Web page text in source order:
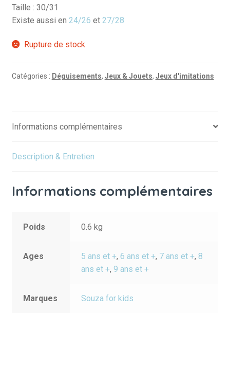
Taille : 30/31
Existe aussi en 24/26 et 27/28
Rupture de stock
Catégories : Déguisements, Jeux & Jouets, Jeux d'imitations
Informations complémentaires
Description & Entretien
Informations complémentaires
Poids 0.6 kg
Ages 5 ans et +,6 ans et +, 7 ans et +,8
ans et +,9 ans et +
Marques Souza for kids